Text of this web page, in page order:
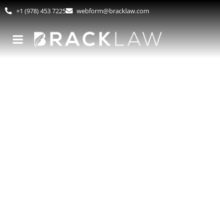
+1 (978) 453 7225 webform@bracklaw.com